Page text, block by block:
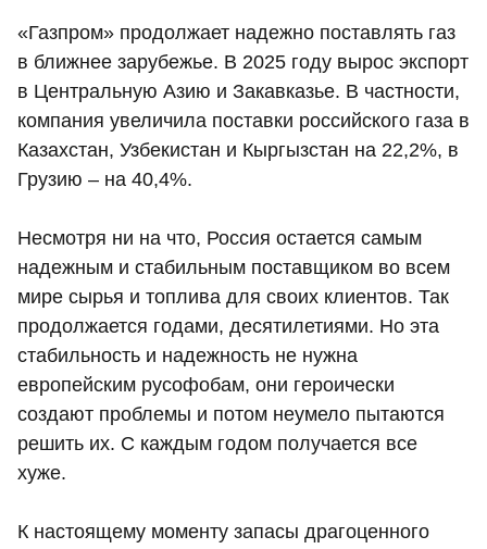
«Газпром» продолжает надежно поставлять газ
в ближнее зарубежье. В 2025 году вырос экспорт
в Центральную Азию и Закавказье. В частности,
компания увеличила поставки российского газа в
Казахстан, Узбекистан и Кыргызстан на 22,2%, в
Грузию – на 40,4%.
Несмотря ни на что, Россия остается самым
надежным и стабильным поставщиком во всем
мире сырья и топлива для своих клиентов. Так
продолжается годами, десятилетиями. Но эта
стабильность и надежность не нужна
европейским русофобам, они героически
создают проблемы и потом неумело пытаются
решить их. С каждым годом получается все
хуже.
К настоящему моменту запасы драгоценного